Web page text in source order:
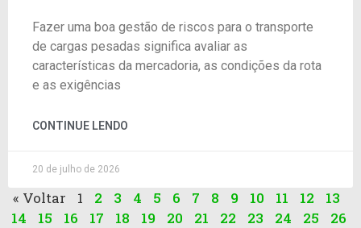
Fazer uma boa gestão de riscos para o transporte
de cargas pesadas significa avaliar as
características da mercadoria, as condições da rota
e as exigências
CONTINUE LENDO
20 de julho de 2026
« Voltar 1 2 3 4 5 6 7 8 9 10 11 12
13
14
15 16 17 18 19 20 21 22 23 24 25
26